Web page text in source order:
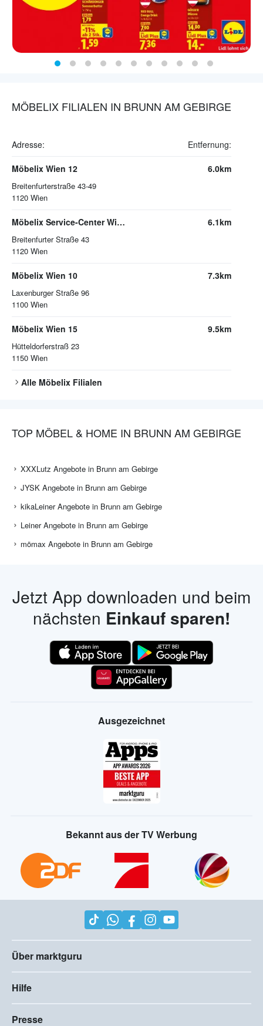
MÖBELIX FILIALEN IN BRUNN AM GEBIRGE
Adresse: Entfernung:
Möbelix Wien 12
Breitenfurterstraße 43-49
1120 Wien
6.0km
Möbelix Service-Center Wien 12 (Abhollager)
Breitenfurter Straße 43
1120 Wien
6.1km
Möbelix Wien 10
Laxenburger Straße 96
1100 Wien
7.3km
Möbelix Wien 15
Hütteldorferstraß 23
1150 Wien
9.5km
Alle Möbelix Filialen
TOP MÖBEL & HOME IN BRUNN AM GEBIRGE
XXXLutz Angebote in Brunn am Gebirge
JYSK Angebote in Brunn am Gebirge
kikaLeiner Angebote in Brunn am Gebirge
Leiner Angebote in Brunn am Gebirge
mömax Angebote in Brunn am Gebirge
Jetzt App downloaden und beim
nächsten Einkauf sparen!
Ausgezeichnet
Bekannt aus der TV Werbung
Über marktguru
Hilfe
Presse